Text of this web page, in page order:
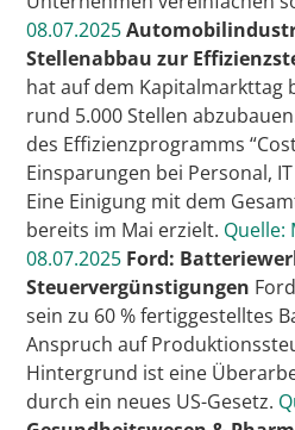
08.07.2025
Stellenabbau zur
hat auf dem Kapitalmarkttag
rund 5.000 Stellen
des Effizienzprogramms
Einsparungen bei Personal,
Eine Einigung mit dem
bereits im Mai erzielt. Quelle:
08.07.2025 Ford:
Steuervergünstigungen
sein zu 60 % fertiggestelltes
Anspruch auf
Hintergrund ist eine
durch ein neues US-Gesetz.